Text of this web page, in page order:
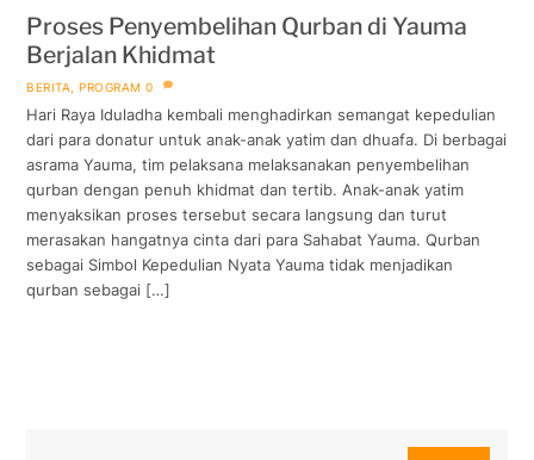
Proses Penyembelihan Qurban di Yauma
Berjalan Khidmat
BERITA ,PROGRAM 0
Hari Raya Iduladha kembali menghadirkan semangat kepedulian
dari para donatur untuk anak-anak yatim dan dhuafa. Di berbagai
asrama Yauma, tim pelaksana melaksanakan penyembelihan
qurban dengan penuh khidmat dan tertib. Anak-anak yatim
menyaksikan proses tersebut secara langsung dan turut
merasakan hangatnya cinta dari para Sahabat Yauma. Qurban
sebagai Simbol Kepedulian Nyata Yauma tidak menjadikan
qurban sebagai […]